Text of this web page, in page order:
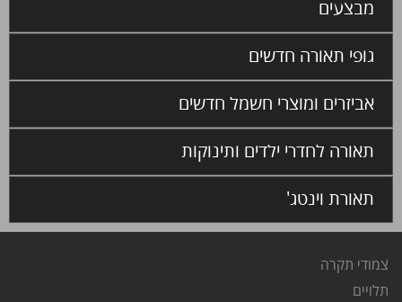
מבצעים
גופי תאורה חדשים
אביזרים ומוצרי חשמל חדשים
תאורה לחדרי ילדים ותינוקות
תאורת וינטג'
צמודי תקרה
תלויים